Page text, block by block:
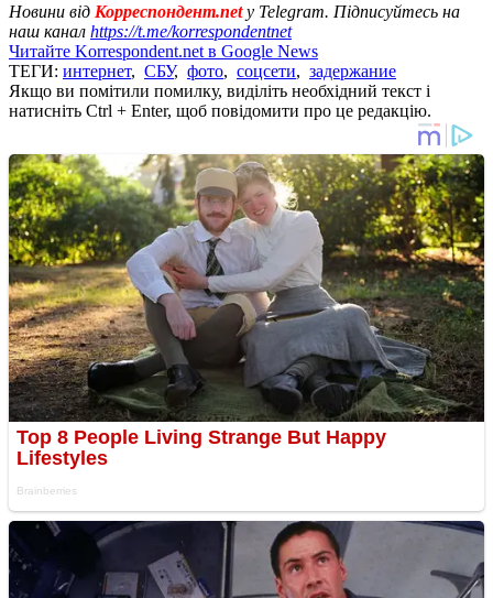
Новини від Корреспондент.netу Telegram. Підписуйтесь на
наш канал https://t.me/korrespondentnet
Читайте Korrespondent.net в Google News
ТЕГИ: интернет, СБУ, фото, соцсети, задержание
Якщо ви помітили помилку, виділіть необхідний текст і
натисніть Ctrl + Enter, щоб повідомити про це редакцію.